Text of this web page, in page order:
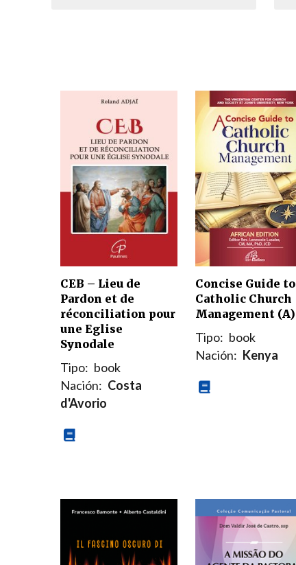
CEB – Lieu de
Pardon et de
réconciliation pour
une Eglise
Synodale
Tipo: book
Nación: Costa
d'Avorio
Concise Guide to
Catholic Church
Management (A)
Tipo: book
Nación: Kenya